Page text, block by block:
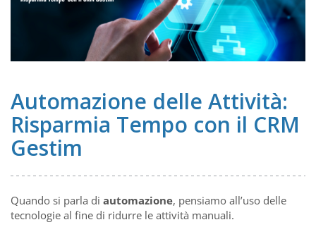
Automazione delle Attività:
Risparmia Tempo con il CRM
Gestim
Quando si parla di automazione, pensiamo all’uso delle
tecnologie al fine di ridurre le attività manuali.